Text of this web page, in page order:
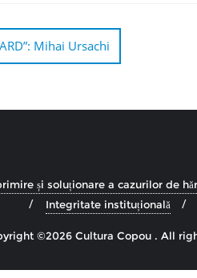
Mihai Ursachi
și soluționare a cazurilor de
Integritate instituțională
©2026 Cultura Copou . All